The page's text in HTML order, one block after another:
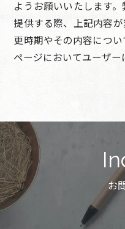
ようお願いいたします
提供する際、上記内容
更時期やその内容につ
ページにおいてユーザー
お